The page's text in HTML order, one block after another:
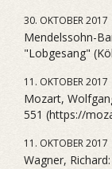
30. OKTOBER 2017
Mendelssohn-
"Lobgesang"
11. OKTOBER 2017
Mozart,
551 (https://
11. OKTOBER 2017
Wagner,